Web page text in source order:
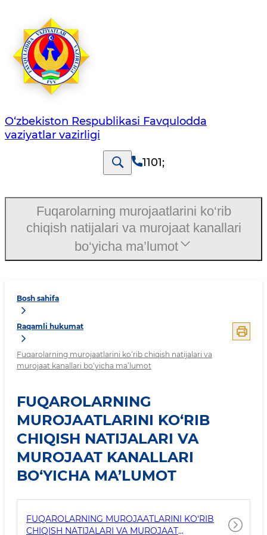
O‘zbеkistоn Rеspublikаsi Favqulodda
vaziyatlar vazirligi
1101;
Bosh sahifa
Raqamli hukumat
Fuqarolarning murojaatlarini ko‘rib chiqish natijalari va
murojaat kanallari bo‘yicha ma’lumot
FUQAROLARNING
MUROJAATLARINI KO‘RIB
CHIQISH NATIJALARI VA
MUROJAAT KANALLARI
BO‘YICHA MA’LUMOT
FUQAROLARNING MUROJAATLARINI KO‘RIB
CHIQISH NATIJALARI VA MUROJAAT
Fuqarolarning murojaatlarini ko‘rib
chiqish natijalari va murojaat kanallari
bo‘yicha ma’lumot